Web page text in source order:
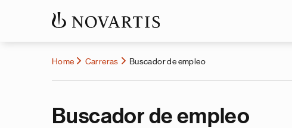
Home Carreras Buscador de empleo
Buscador de empleo